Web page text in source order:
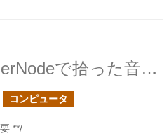
JavaScriptのAnalyzerNodeで拾った音の周波数を可視化してみる２
コンピュータ
**/